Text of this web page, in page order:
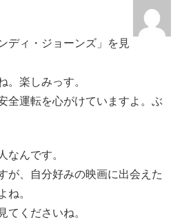
ディ・ジョーンズ」を見
。楽しみっす。
全運転を心がけていますよ。ぶ
なんです。
が、自分好みの映画に出会えた
ね。
てくださいね。